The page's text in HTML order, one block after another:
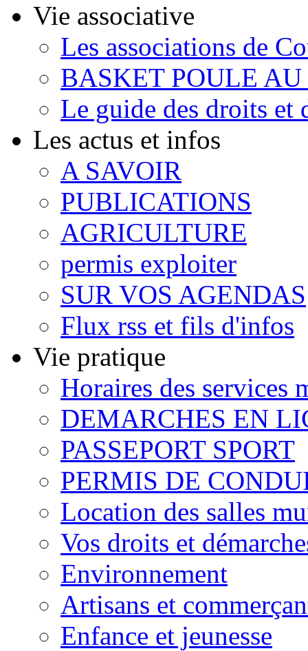
Vie associative
Les associations de
BASKET POULE AU
Le guide des droits et
Les actus et infos
A SAVOIR
PUBLICATIONS
AGRICULTURE
permis exploiter
SUR VOS AGENDAS
Flux rss et fils d'infos
Vie pratique
Horaires des services
DEMARCHES EN
PASSEPORT SPORT
PERMIS DE
Location des salles
Vos droits et
Environnement
Artisans et
Enfance et jeunesse